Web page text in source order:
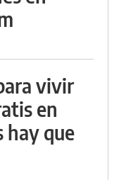
vivir
en
hay que